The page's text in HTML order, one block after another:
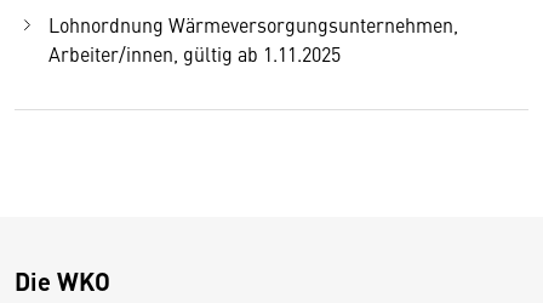
Lohnordnung Wärmeversorgungsunternehmen,
Arbeiter/innen, gültig ab 1.11.2025
Die WKO